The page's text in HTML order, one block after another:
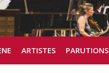
ARTISTES PARUTIONS